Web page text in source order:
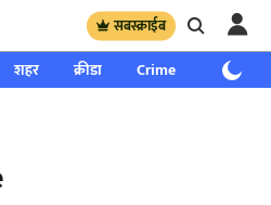
सबस्क्राईब
शहर क्रीडा Crime साप्ताहिक